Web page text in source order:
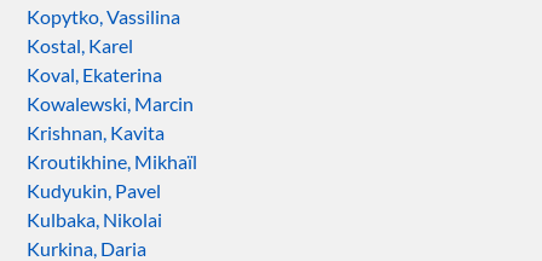
Kopytko, Vassilina
Kostal, Karel
Koval, Ekaterina
Kowalewski, Marcin
Krishnan, Kavita
Kroutikhine, Mikhaïl
Kudyukin, Pavel
Kulbaka, Nikolai
Kurkina, Daria